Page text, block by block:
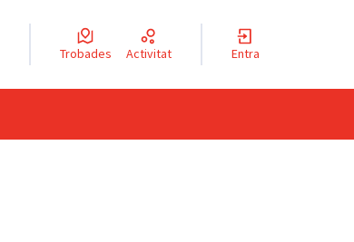
Trobades Activitat Entra